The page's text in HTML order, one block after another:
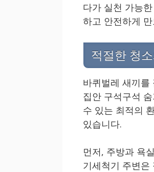
다가 실천 가능
하고 안전하게
적절한 청
바퀴벌레 새끼를
집안 구석구석
수 있는 최적의
있습니다.
먼저, 주방과 욕
기세척기 주변은